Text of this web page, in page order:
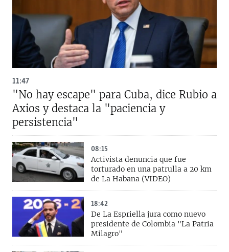
11:47
"No hay escape" para Cuba, dice Rubio a
Axios y destaca la "paciencia y
persistencia"
08:15
Activista denuncia que fue
torturado en una patrulla a 20 km
de La Habana (VIDEO)
18:42
De La Espriella jura como nuevo
presidente de Colombia "La Patria
Milagro"